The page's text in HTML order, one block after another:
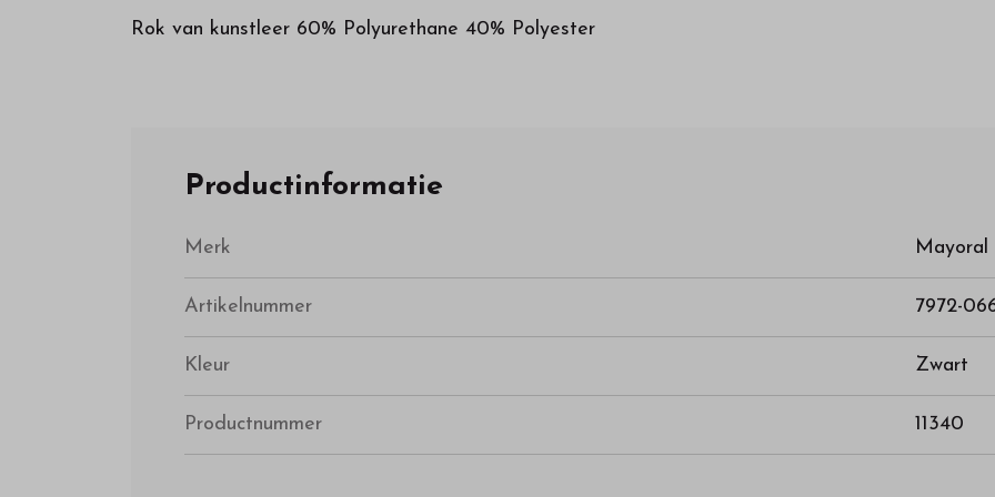
Rok van kunstleer 60% Polyurethane 40% Polyester
Productinformatie
Merk Mayoral
Artikelnummer 7972-
Kleur Zwart
Productnummer 11340